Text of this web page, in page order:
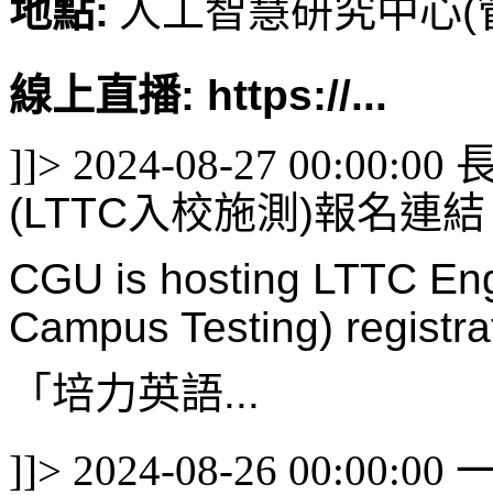
地點: 人工智慧研究中心
線上直播: https://...
]]> 2024-08-27 00:00:00
(LTTC入校施測)報名連結
CGU is hosting LTTC
Campus Testing)
「培力英語...
]]> 2024-08-26 00:00:00